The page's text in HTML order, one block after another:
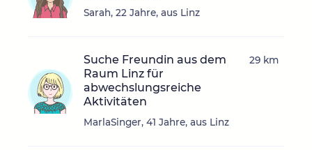
Sarah, 22 Jahre, aus Linz
Suche Freundin aus dem
Raum Linz für
abwechslungsreiche
Aktivitäten
MarlaSinger, 41 Jahre, aus Linz
29 km